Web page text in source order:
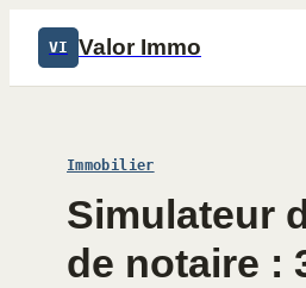
VI Valor Immo
Immobilier
Simulateur
de notaire :